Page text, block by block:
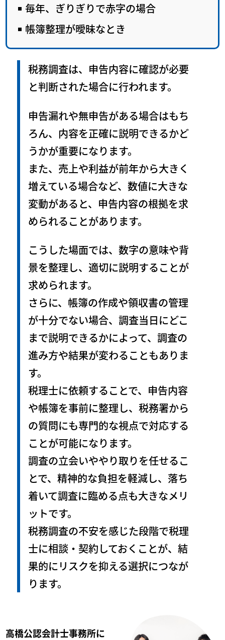
毎年、ぎりぎりで赤字の場合
帳簿整理が曖昧なとき
税務調査は、申告内容に確認が必要
と判断された場合に行われます。
申告漏れや無申告がある場合はもち
ろん、内容を正確に説明できるかど
うかが重要になります。
また、売上や利益が前年から大きく
増えている場合など、数値に大きな
変動があると、申告内容の根拠を求
められることがあります。
こうした場面では、数字の意味や背
景を整理し、適切に説明することが
求められます。
さらに、帳簿の作成や領収書の管理
が十分でない場合、調査当日にどこ
まで説明できるかによって、調査の
進み方や結果が変わることもありま
す。
税理士に依頼することで、申告内容
や帳簿を事前に整理し、税務署から
の質問にも専門的な視点で対応する
ことが可能になります。
調査の立会いややり取りを任せるこ
とで、精神的な負担を軽減し、落ち
着いて調査に臨める点も大きなメリ
ットです。
税務調査の不安を感じた段階で税理
士に相談・契約しておくことが、結
果的にリスクを抑える選択につなが
ります。
高橋公認会計士事務所に